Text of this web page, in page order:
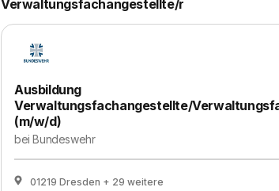
Verwaltungsfachangestellte/r
Ausbildung
Verwaltungsfachangestellte/
(m/w/d)
beiBundeswehr
01219 Dresden + 29 weitere